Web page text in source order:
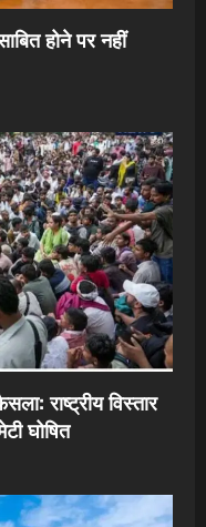
होने पर नहीं
राष्ट्रीय विस्तार
घोषित